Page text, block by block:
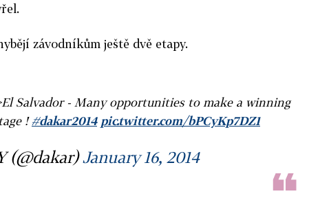
závodníkům ještě dvě etapy.
Salvador - Many opportunities to make a winning
!#dakar2014 pic.twitter.com/bPCyKp7DZ1
(@dakar)January 16, 2014